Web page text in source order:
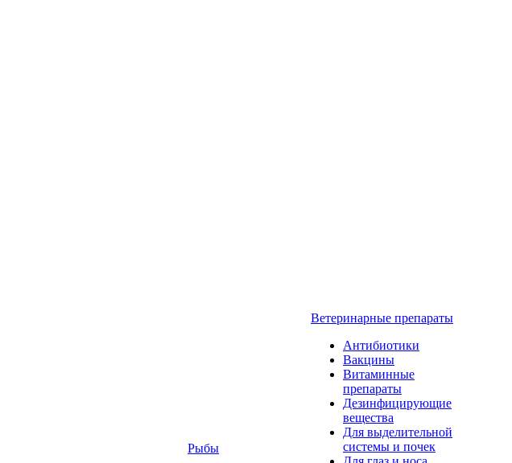
Рыбы
Ветеринарные препараты
Антибиотики
Вакцины
Витаминные
препараты
Дезинфицирующие
вещества
Для выделительной
системы и почек